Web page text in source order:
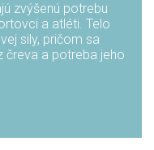
zvýšenú potrebu
a atléti. Telo
sily, pričom sa
čreva a potreba jeho